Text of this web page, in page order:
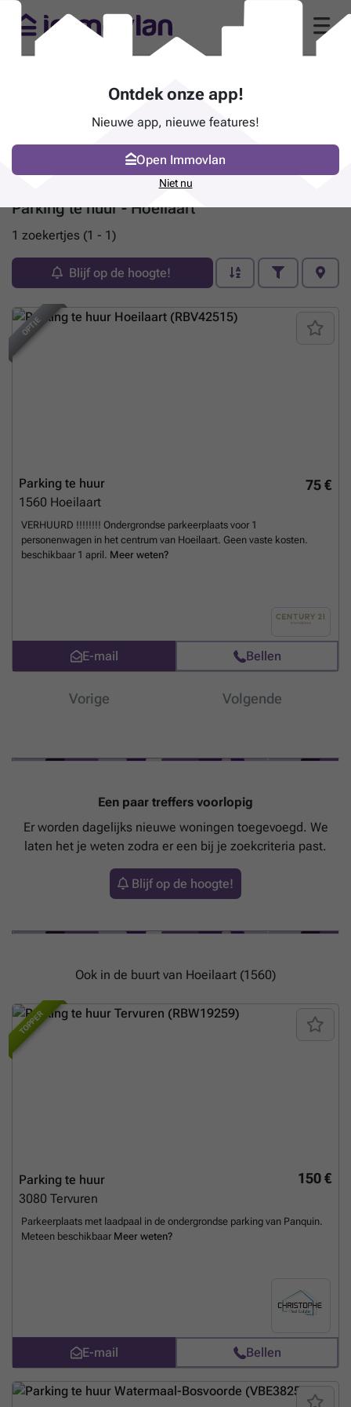
Parking te huur - Hoeilaart
1 zoekertjes (1 - 1)
Blijf op de hoogte!
OPTIE
75 €
Parking te huur
1560 Hoeilaart
VERHUURD !!!!!!!! Ondergrondse parkeerplaats voor 1
personenwagen in het centrum van Hoeilaart. Geen vaste kosten.
beschikbaar 1 april. Meer weten?
E-mail Bellen
Vorige Volgende
Een paar treffers voorlopig
Er worden dagelijks nieuwe woningen toegevoegd. We
laten het je weten zodra er een bij je zoekcriteria past.
Blijf op de hoogte!
Ook in de buurt van Hoeilaart (1560)
TOPPER
150 €
Parking te huur
3080 Tervuren
Parkeerplaats met laadpaal in de ondergrondse parking van Panquin.
Meteen beschikbaar Meer weten?
E-mail Bellen
Ontdek onze app!
Nieuwe app, nieuwe features!
Open Immovlan
Niet nu